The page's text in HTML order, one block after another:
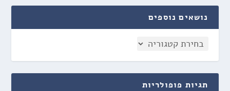
נושאים נוספים
תגיות פופולריות